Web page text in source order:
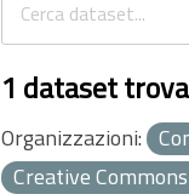
1 dataset
Organizzazioni:
Creative